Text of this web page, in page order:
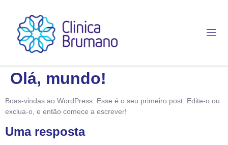
Olá, mundo!
Boas-vindas ao WordPress. Esse é o seu primeiro post. Edite-o ou
exclua-o, e então comece a escrever!
Uma resposta